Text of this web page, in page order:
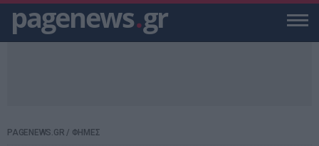
pagenews.gr
PAGENEWS.GR / ΦΗΜΕΣ